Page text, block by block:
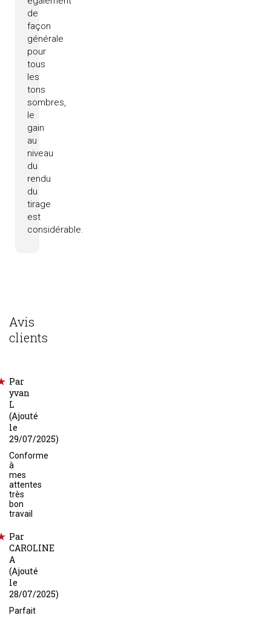
de
façon
générale
pour
tous
les
tons
sombres,
le
gain
au
niveau
du
rendu
du
tirage
est
considérable.
Avis
clients
Par
yvan
L
(Ajouté
le
29/07/2025)
Conforme
à
mes
attentes
très
bon
travail
Par
CAROLINE
A
(Ajouté
le
28/07/2025)
Parfait